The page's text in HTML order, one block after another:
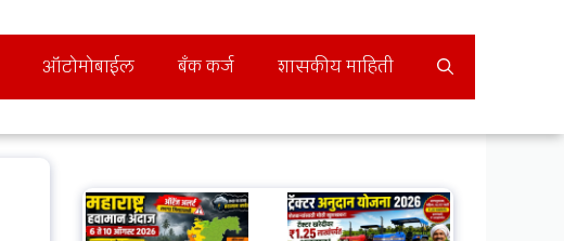
ऑटोमोबाईल बँक कर्ज शासकीय माहिती